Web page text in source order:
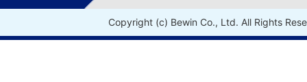
Copyright (c) Bewin Co., Ltd. All Rights